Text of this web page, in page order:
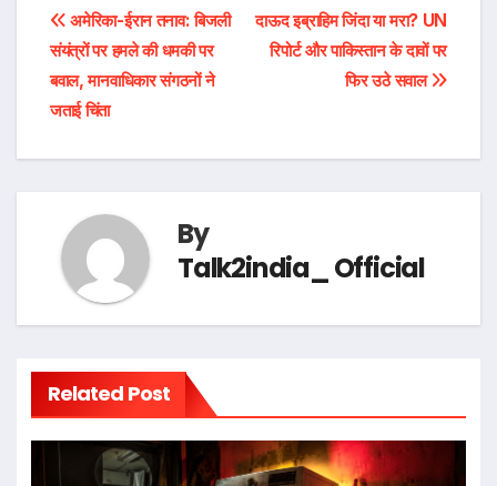
Post
navigation
दाऊद इब्राहिम जिंदा या मरा? UN
रिपोर्ट और पाकिस्तान के दावों पर
फिर उठे सवाल
अमेरिका-ईरान तनाव: बिजली
संयंत्रों पर हमले की धमकी पर
बवाल, मानवाधिकार संगठनों ने
जताई चिंता
By
Talk2india_ Official
Related Post